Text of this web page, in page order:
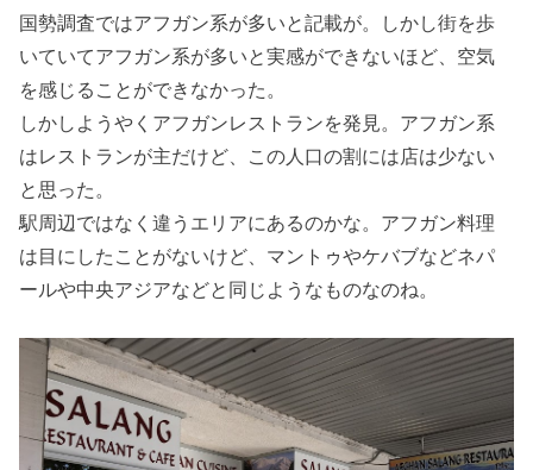
国勢調査ではアフガン系が多いと記載が。しかし街を歩
いていてアフガン系が多いと実感ができないほど、空気
を感じることができなかった。
しかしようやくアフガンレストランを発見。アフガン系
はレストランが主だけど、この人口の割には店は少ない
と思った。
駅周辺ではなく違うエリアにあるのかな。アフガン料理
は目にしたことがないけど、マントゥやケバブなどネパ
ールや中央アジアなどと同じようなものなのね。